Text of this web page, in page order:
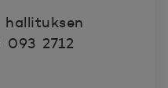
2712